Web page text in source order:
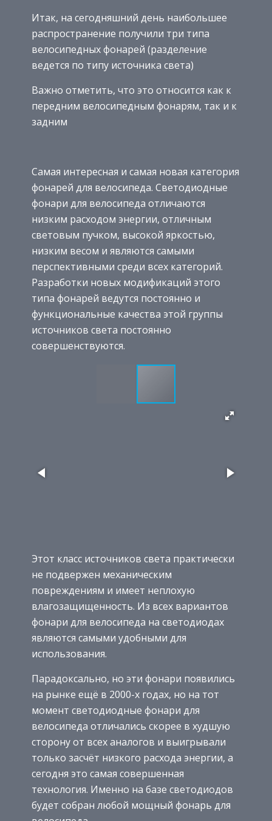
Итак, на сегодняшний день наибольшее
распространение получили три типа
велосипедных фонарей (разделение
ведется по типу источника света)
Важно отметить, что это относится как к
передним велосипедным фонарям, так и к
задним
Самая интересная и самая новая категория
фонарей для велосипеда. Светодиодные
фонари для велосипеда отличаются
низким расходом энергии, отличным
световым пучком, высокой яркостью,
низким весом и являются самыми
перспективными среди всех категорий.
Разработки новых модификаций этого
типа фонарей ведутся постоянно и
функциональные качества этой группы
источников света постоянно
совершенствуются.
Этот класс источников света практически
не подвержен механическим
повреждениям и имеет неплохую
влагозащищенность. Из всех вариантов
фонари для велосипеда на светодиодах
являются самыми удобными для
использования.
Парадоксально, но эти фонари появились
на рынке ещё в 2000-х годах, но на тот
момент светодиодные фонари для
велосипеда отличались скорее в худшую
сторону от всех аналогов и выигрывали
только засчёт низкого расхода энергии, а
сегодня это самая совершенная
технология. Именно на базе светодиодов
будет собран любой мощный фонарь для